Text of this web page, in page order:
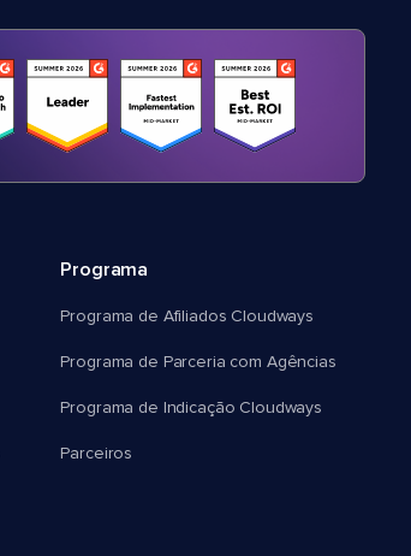
Programa
Programa de Afiliados Cloudways
Programa de Parceria com Agências
Programa de Indicação Cloudways
Parceiros